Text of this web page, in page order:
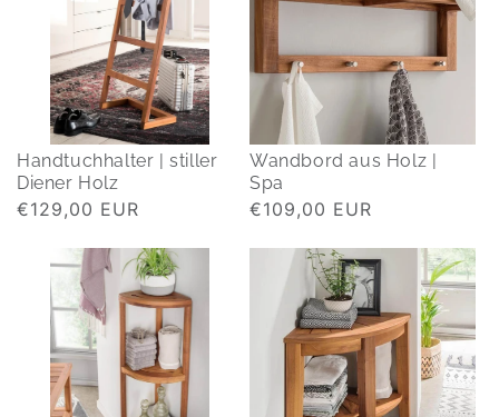
Handtuchhalter | stiller
Diener Holz
Normaler
€129,00 EUR
Wandbord aus Holz |
Spa
Normaler
€109,00 EUR